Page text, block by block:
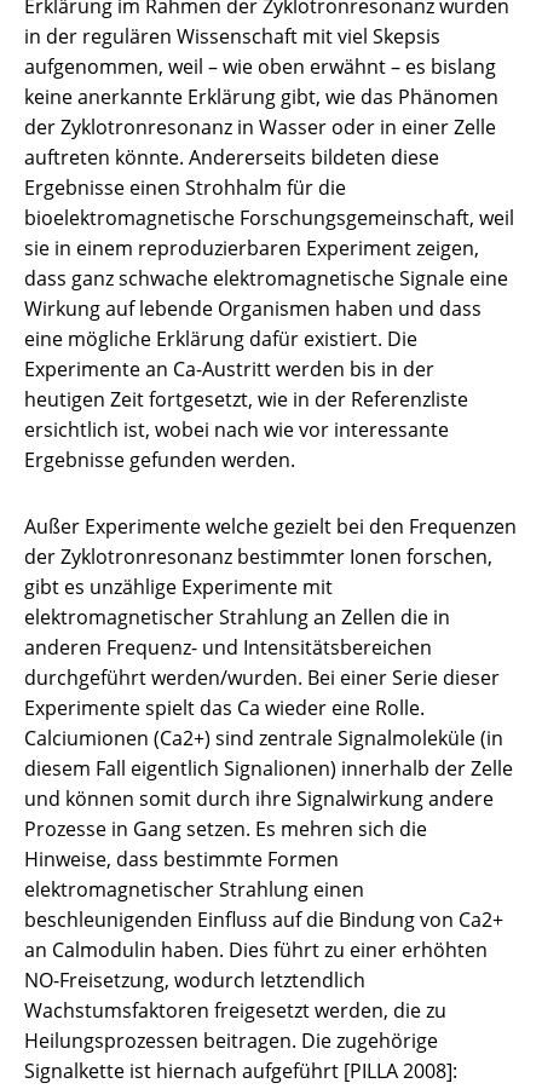
Erklärung im Rahmen der Zyklotronresonanz wurden
in der regulären Wissenschaft mit viel Skepsis
aufgenommen, weil – wie oben erwähnt – es bislang
keine anerkannte Erklärung gibt, wie das Phänomen
der Zyklotronresonanz in Wasser oder in einer Zelle
auftreten könnte. Andererseits bildeten diese
Ergebnisse einen Strohhalm für die
bioelektromagnetische Forschungsgemeinschaft, weil
sie in einem reproduzierbaren Experiment zeigen,
dass ganz schwache elektromagnetische Signale eine
Wirkung auf lebende Organismen haben und dass
eine mögliche Erklärung dafür existiert. Die
Experimente an Ca-Austritt werden bis in der
heutigen Zeit fortgesetzt, wie in der Referenzliste
ersichtlich ist, wobei nach wie vor interessante
Ergebnisse gefunden werden.
Außer Experimente welche gezielt bei den Frequenzen
der Zyklotronresonanz bestimmter Ionen forschen,
gibt es unzählige Experimente mit
elektromagnetischer Strahlung an Zellen die in
anderen Frequenz- und Intensitätsbereichen
durchgeführt werden/wurden. Bei einer Serie dieser
Experimente spielt das Ca wieder eine Rolle.
Calciumionen (Ca2+) sind zentrale Signalmoleküle (in
diesem Fall eigentlich Signalionen) innerhalb der Zelle
und können somit durch ihre Signalwirkung andere
Prozesse in Gang setzen. Es mehren sich die
Hinweise, dass bestimmte Formen
elektromagnetischer Strahlung einen
beschleunigenden Einfluss auf die Bindung von Ca2+
an Calmodulin haben. Dies führt zu einer erhöhten
NO-Freisetzung, wodurch letztendlich
Wachstumsfaktoren freigesetzt werden, die zu
Heilungsprozessen beitragen. Die zugehörige
Signalkette ist hiernach aufgeführt [PILLA 2008]: